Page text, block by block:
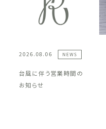
2026.08.06 NEWS
台風に伴う営業時間の
お知らせ